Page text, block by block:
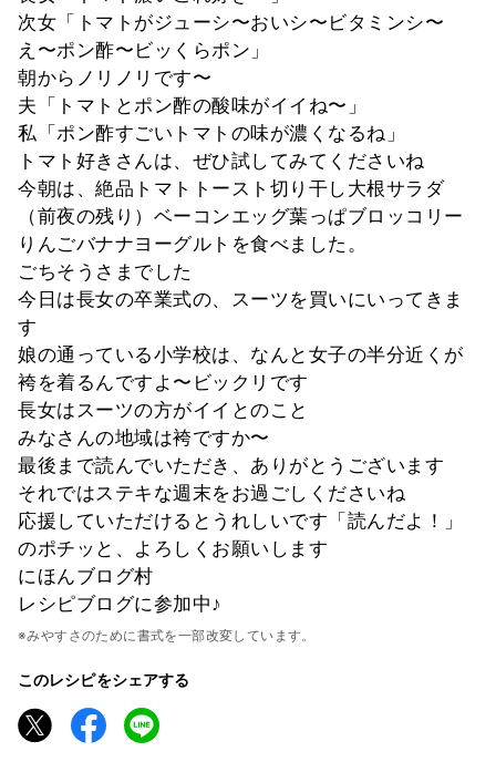
次女「トマトがジューシ〜おいシ〜ビタミンシ〜
え〜ポン酢〜ビッくらポン」
朝からノリノリです〜
夫「トマトとポン酢の酸味がイイね〜」
私「ポン酢すごいトマトの味が濃くなるね」
トマト好きさんは、ぜひ試してみてくださいね
今朝は、絶品トマトトースト切り干し大根サラダ
（前夜の残り）ベーコンエッグ葉っぱブロッコリー
りんごバナナヨーグルトを食べました。
ごちそうさまでした
今日は長女の卒業式の、スーツを買いにいってきま
す
娘の通っている小学校は、なんと女子の半分近くが
袴を着るんですよ〜ビックリです
長女はスーツの方がイイとのこと
みなさんの地域は袴ですか〜
最後まで読んでいただき、ありがとうございます
それではステキな週末をお過ごしくださいね
応援していただけるとうれしいです「読んだよ！」
のポチッと、よろしくお願いします
にほんブログ村
レシピブログに参加中♪
※みやすさのために書式を一部改変しています。
このレシピをシェアする